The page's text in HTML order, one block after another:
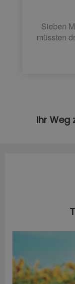
Sieben
müssten
Ihr Weg